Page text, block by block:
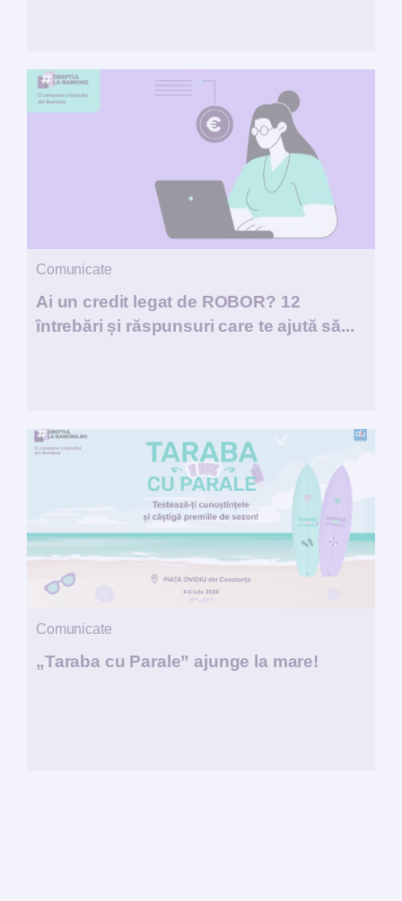
Comunicate
Ai un credit legat de ROBOR? 12
întrebări și răspunsuri care te ajută să...
Comunicate
„Taraba cu Parale” ajunge la mare!